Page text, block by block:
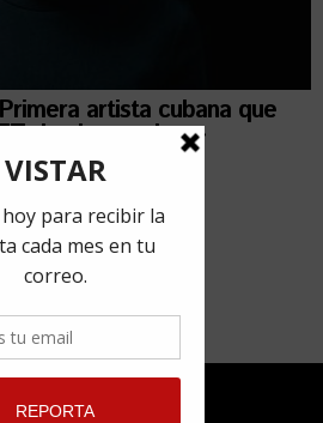
artista cubana que
desde un «drop»
porJorge Peré